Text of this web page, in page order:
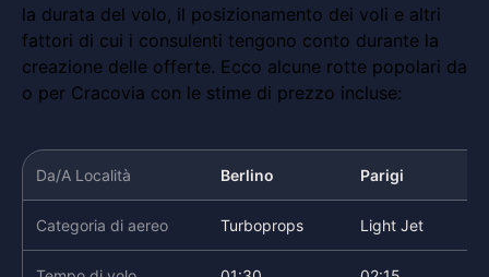
la durata del volo, il posizionamento dei voli e altri
fattori di cui i consulenti tengono conto durante la
creazione delle offerte. Ecco alcune rotte popolari da
o per Cracovia con le stime di prezzo incluse:
Da/A Località Berlino Parigi
Categoria di aereo Turboprops Light Jet